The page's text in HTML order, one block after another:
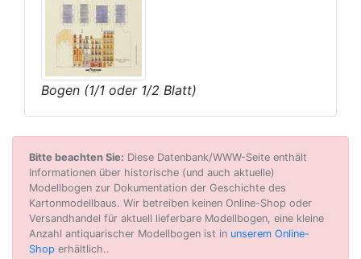
Bogen (1/1 oder 1/2 Blatt)
Bitte beachten Sie: Diese Datenbank/WWW-Seite enthält
Informationen über historische (und auch aktuelle)
Modellbogen zur Dokumentation der Geschichte des
Kartonmodellbaus. Wir betreiben keinen Online-Shop oder
Versandhandel für aktuell lieferbare Modellbogen, eine kleine
Anzahl antiquarischer Modellbogen ist in unserem Online-
Shop erhältlich..